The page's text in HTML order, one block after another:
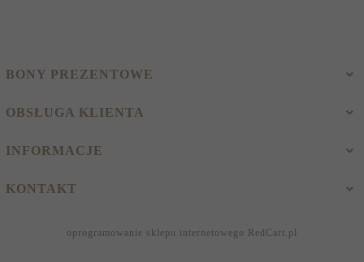
BONY PREZENTOWE
OBSŁUGA KLIENTA
INFORMACJE
KONTAKT
oprogramowanie sklepu internetowego RedCart.pl